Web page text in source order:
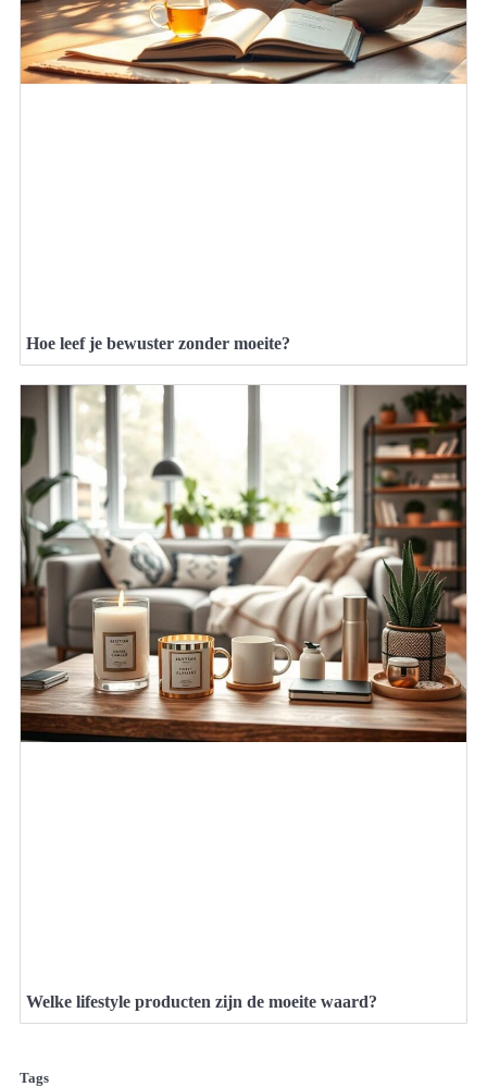
Hoe leef je bewuster zonder moeite?
Welke lifestyle producten zijn de moeite waard?
Tags